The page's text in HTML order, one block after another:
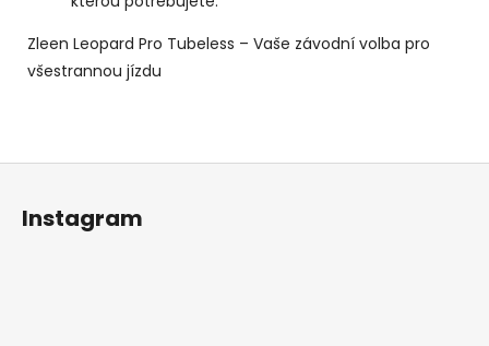
Zleen Leopard Pro Tubeless – Vaše závodní volba pro
všestrannou jízdu
Z
Instagram